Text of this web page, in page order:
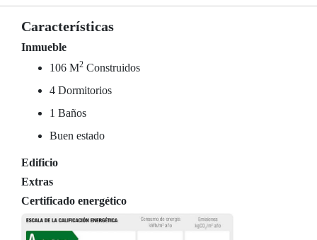
Características
Inmueble
106 M2 Construidos
4 Dormitorios
1 Baños
Buen estado
Edificio
Extras
Certificado energético